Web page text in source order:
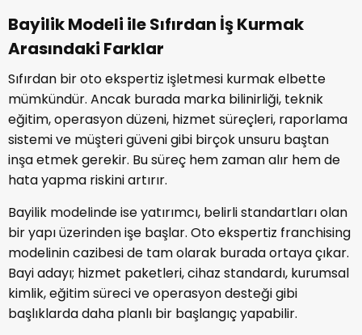
Bayilik Modeli ile Sıfırdan İş Kurmak
Arasındaki Farklar
Sıfırdan bir oto ekspertiz işletmesi kurmak elbette
mümkündür. Ancak burada marka bilinirliği, teknik
eğitim, operasyon düzeni, hizmet süreçleri, raporlama
sistemi ve müşteri güveni gibi birçok unsuru baştan
inşa etmek gerekir. Bu süreç hem zaman alır hem de
hata yapma riskini artırır.
Bayilik modelinde ise yatırımcı, belirli standartları olan
bir yapı üzerinden işe başlar. Oto ekspertiz franchising
modelinin cazibesi de tam olarak burada ortaya çıkar.
Bayi adayı; hizmet paketleri, cihaz standardı, kurumsal
kimlik, eğitim süreci ve operasyon desteği gibi
başlıklarda daha planlı bir başlangıç yapabilir.